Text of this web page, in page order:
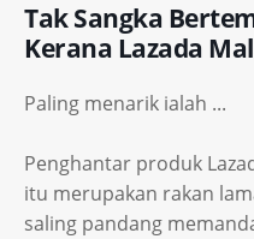
Tak Sangka
Kerana Lazada
Paling menarik ialah ...
Penghantar produk
itu merupakan rakan
saling pandang